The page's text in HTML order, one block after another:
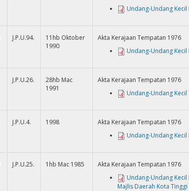
Undang-Undang
J.P.U.94.
11hb Oktober
1990
Akta Kerajaan Tempatan 1976
Undang-Undang
J.P.U.26.
28hb Mac
1991
Akta Kerajaan Tempatan 1976
Undang-Undang
J.P.U.4. 1998
Akta Kerajaan Tempatan 1976
Undang-Undang
J.P.U.25. 1hb Mac 1985
Akta Kerajaan Tempatan 1976
Undang-Undang
Majlis Daerah Kota Tinggi